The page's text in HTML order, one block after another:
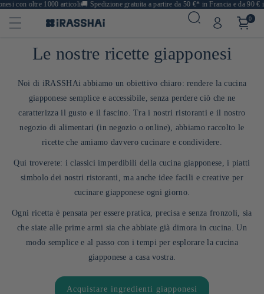
oltre 1000 articoli🚚Spedizione gratuita a partire da 50 €* in Francia e da 90 € in
0
Le nostre ricette giapponesi
Noi di iRASSHAi abbiamo un obiettivo chiaro: rendere la cucina
giapponese semplice e accessibile, senza perdere ciò che ne
caratterizza il gusto e il fascino. Tra i nostri ristoranti e il nostro
negozio di alimentari (in negozio o online), abbiamo raccolto le
ricette che amiamo davvero cucinare e condividere.
Qui troverete: i classici imperdibili della cucina giapponese, i piatti
simbolo dei nostri ristoranti, ma anche idee facili e creative per
cucinare giapponese ogni giorno.
Ogni ricetta è pensata per essere pratica, precisa e senza fronzoli, sia
che siate alle prime armi sia che abbiate già dimora in cucina. Un
modo semplice e al passo con i tempi per esplorare la cucina
giapponese a casa vostra.
Acquistare ingredienti giapponesi